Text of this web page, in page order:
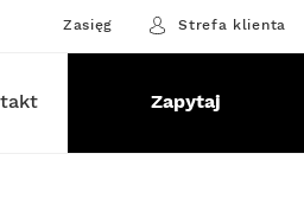
Zasięg Strefa klienta
Zapytaj